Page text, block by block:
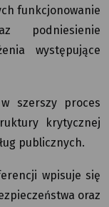
funkcjonowanie
podniesienie
występujące
szerszy proces
krytycznej
publicznych.
wpisuje się
oraz